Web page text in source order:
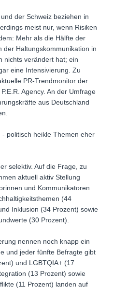
der Schweiz beziehen in
meist nur, wenn Risiken
Mehr als die Hälfte der
der Haltungskommunikation in
nichts verändert hat; ein
eine Intensivierung. Zu
PR-Trendmonitor der
Agency. An der Umfrage
aus Deutschland
politisch heikle Themen eher
selektiv. Auf die Frage, zu
aktuell aktiv Stellung
und Kommunikatoren
(44
Inklusion (34 Prozent) sowie
(30 Prozent).
nennen noch knapp ein
und jeder fünfte Befragte gibt
und LGBTQIA+ (17
(13 Prozent) sowie
(11 Prozent) landen auf